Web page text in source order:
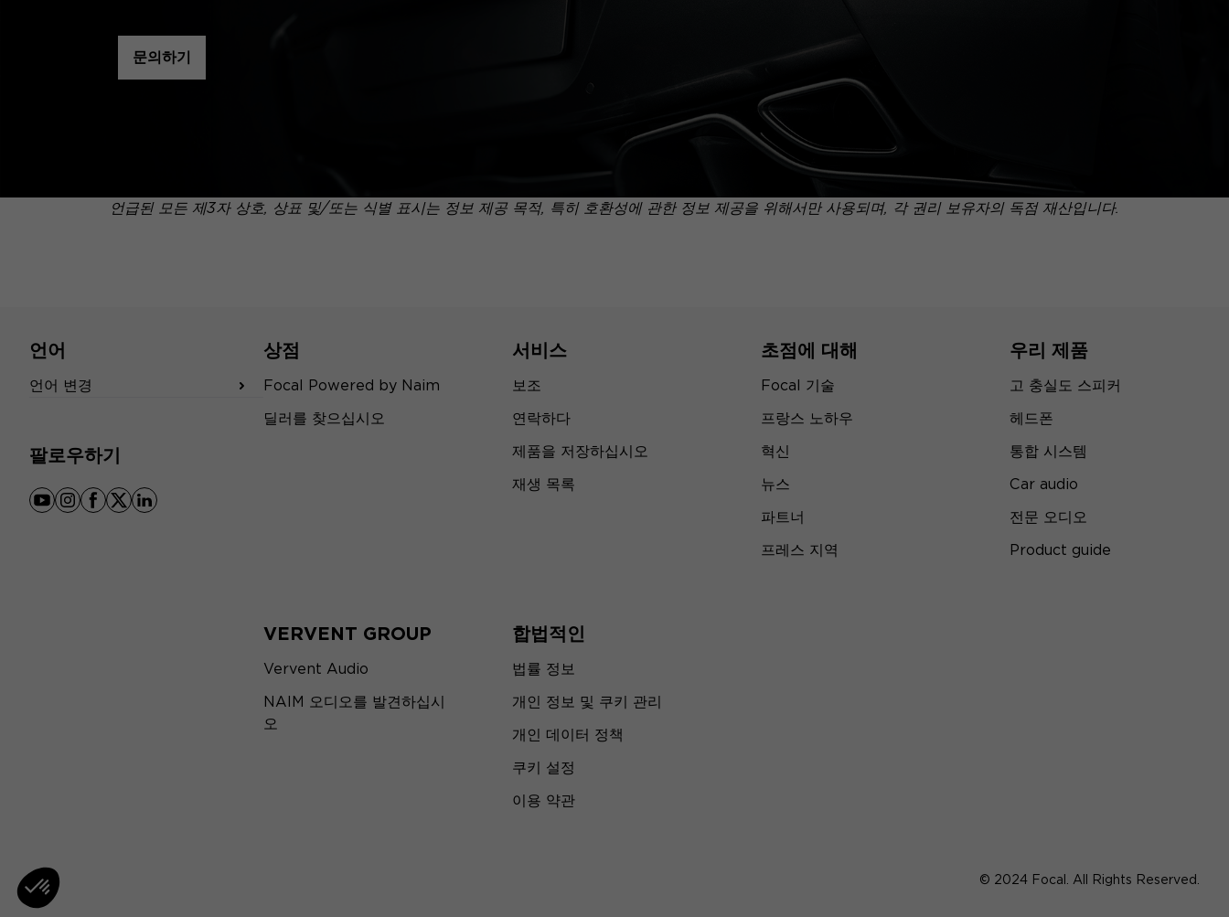
문의하기
언급된 모든 제3자 상호, 상표 및/또는 식별 표시는 정보 제공 목적, 특히 호환성에 관한 정보 제공을 위해서만 사용되며, 각 권리 보유자의 독점 재산입니다.
언어
언어 변경
팔로우하기
youtube
instagram
facebook
x linkedin
상점
Focal Powered by Naim
딜러를 찾으십시오
서비스
보조
연락하다
제품을 저장하십시오
재생 목록
초점에 대해
Focal 기술
프랑스 노하우
혁신
뉴스
파트너
프레스 지역
우리 제품
고 충실도 스피커
헤드폰
통합 시스템
Car audio
전문 오디오
Product guide
VERVENT GROUP
Vervent Audio
NAIM 오디오를 발견하십시
오
합법적인
법률 정보
개인 정보 및 쿠키 관리
개인 데이터 정책
쿠키 설정
이용 약관
© 2024 Focal. All Rights Reserved.